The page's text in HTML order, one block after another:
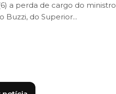
a perda de cargo do ministro
Buzzi, do Superior...